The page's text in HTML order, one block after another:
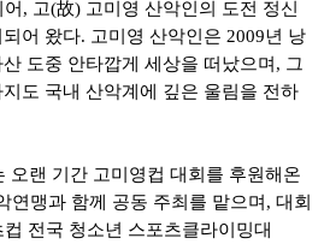
, 고(故) 고미영 산악인의 도전 정신
어 왔다. 고미영 산악인은 2009년 낭
도중 안타깝게 세상을 떠났으며 , 그
도 국내 산악계에 깊은 울림을 전하
오랜 기간 고미영컵 대회를 후원해온
연맹과 함께 공동 주최를 맡으며 , 대회
컵 전국 청소년 스포츠클라이밍대